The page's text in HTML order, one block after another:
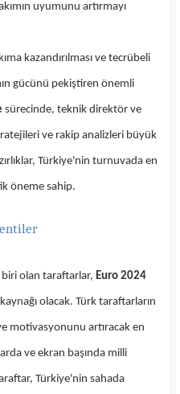
uyumunu artırmayı
kazandırılması ve tecrübeli
gücünü pekiştiren önemli
sürecinde, teknik direktör ve
ve rakip analizleri büyük
Türkiye'nin turnuvada en
öneme sahip.
olan taraftarlar, Euro 2024
olacak. Türk taraftarların
motivasyonunu artıracak en
ve ekran başında milli
Türkiye'nin sahada